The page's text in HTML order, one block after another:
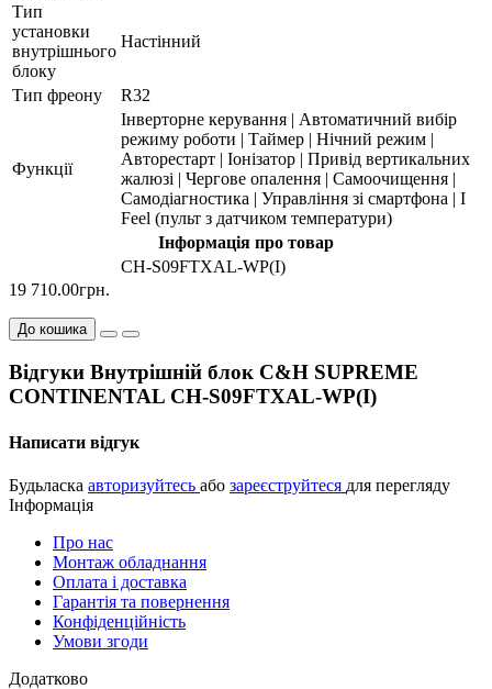
Тип
установки
внутрішнього
блоку
Настінний
Тип фреону R32
Функції
Інверторне керування | Автоматичний вибір
режиму роботи | Таймер | Нічний режим |
Авторестарт | Іонізатор | Привід вертикальних
жалюзі | Чергове опалення | Самоочищення |
Самодіагностика | Управління зі смартфона | I
Feel (пульт з датчиком температури)
Інформація про товар
CH-S09FTXAL-WP(I)
19 710.00грн.
До кошика
Відгуки Внутрішній блок C&H SUPREME
CONTINENTAL CH-S09FTXAL-WP(I)
Написати відгук
Будьласка авторизуйтесь або зареєструйтеся для перегляду
Інформація
Про нас
Монтаж обладнання
Оплата і доставка
Гарантія та повернення
Конфіденційність
Умови згоди
Додатково